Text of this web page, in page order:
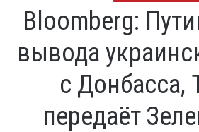
Bloomberg:
вывода
с Донбасса,
передаёт